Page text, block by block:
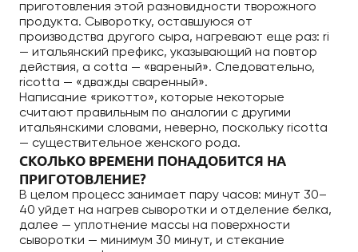
приготовления этой разновидности творожного
продукта. Сыворотку, оставшуюся от
производства другого сыра, нагревают еще раз: ri
— итальянский префикс, указывающий на повтор
действия, а cotta — «вареный». Следовательно,
ricotta — «дважды сваренный».
Написание «рикотто», которые некоторые
считают правильным по аналогии с другими
итальянскими словами, неверно, поскольку ricotta
— существительное женского рода.
СКОЛЬКО ВРЕМЕНИ ПОНАДОБИТСЯ НА
ПРИГОТОВЛЕНИЕ?
В целом процесс занимает пару часов: минут 30–
40 уйдет на нагрев сыворотки и отделение белка,
далее — уплотнение массы на поверхности
сыворотки — минимум 30 минут, и стекание